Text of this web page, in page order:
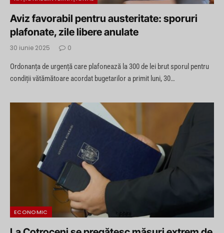
Aviz favorabil pentru austeritate: sporuri
plafonate, zile libere anulate
30 iunie 2025 0
Ordonanța de urgență care plafonează la 300 de lei brut sporul pentru
condiții vătămătoare acordat bugetarilor a primit luni, 30…
ECONOMIC